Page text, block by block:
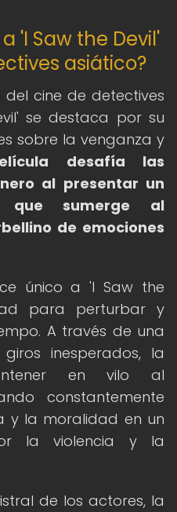
'I Saw the Devil'
asiático?
cine de detectives
se destaca por su
sobre la venganza y
desafía las
al presentar un
que sumerge al
de emociones
único a 'I Saw the
para perturbar y
A través de una
inesperados, la
en vilo al
constantemente
y la moralidad en un
la violencia y la
de los actores, la